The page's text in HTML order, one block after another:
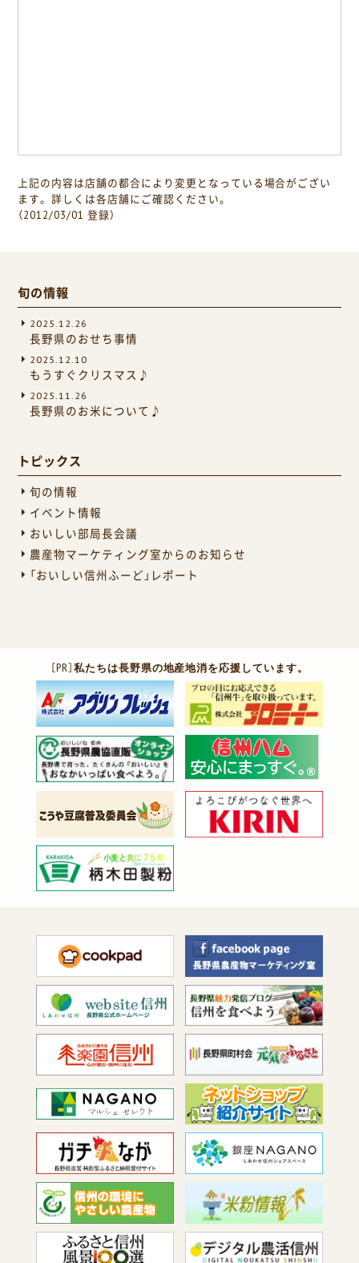
上記の内容は店舗の都合により変更となっている場合がござい
ます。詳しくは各店舗にご確認ください。
（2012/03/01 登録）
旬の情報
2025.12.26
長野県のおせち事情
2025.12.10
もうすぐクリスマス♪
2025.11.26
長野県のお米について♪
トピックス
旬の情報
イベント情報
おいしい部局長会議
農産物マーケティング室からのお知らせ
「おいしい信州ふーど」レポート
［PR］私たちは長野県の地産地消を応援しています。